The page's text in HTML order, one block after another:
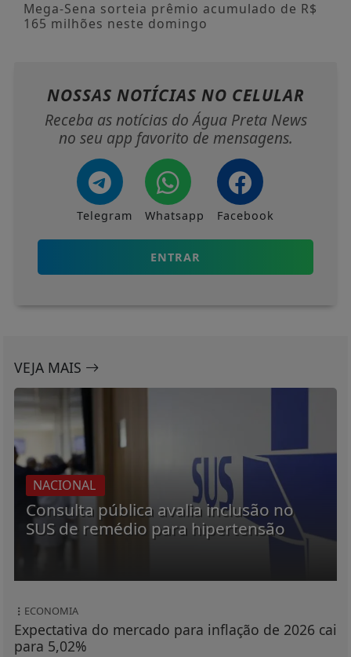
Mega-Sena sorteia prêmio acumulado de R$
165 milhões neste domingo
NOSSAS NOTÍCIAS NO CELULAR
Receba as notícias do Água Preta News
no seu app favorito de mensagens.
Telegram Whatsapp Facebook
ENTRAR
VEJA MAIS
NACIONAL
Consulta pública avalia inclusão no
SUS de remédio para hipertensão
ECONOMIA
Expectativa do mercado para inflação de 2026 cai
para 5,02%